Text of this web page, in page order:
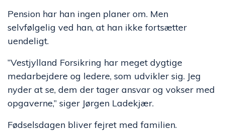
Pension har han ingen planer om. Men
selvfølgelig ved han, at han ikke fortsætter
uendeligt.
”Vestjylland Forsikring har meget dygtige
medarbejdere og ledere, som udvikler sig. Jeg
nyder at se, dem der tager ansvar og vokser med
opgaverne,” siger Jørgen Ladekjær.
Fødselsdagen bliver fejret med familien.